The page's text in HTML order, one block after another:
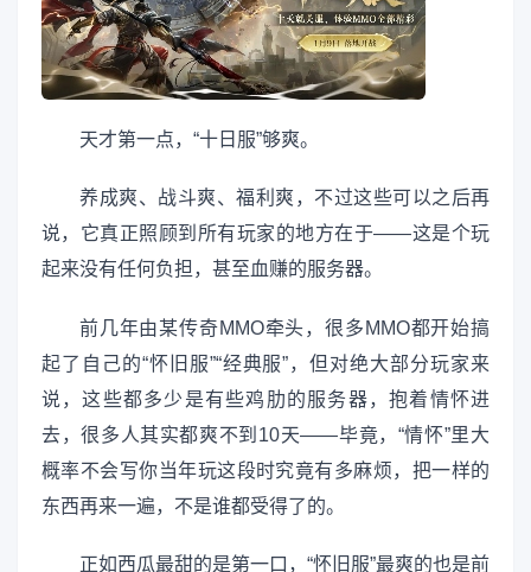
天才第一点，“十日服”够爽。
养成爽、战斗爽、福利爽，不过这些可以之后再
说，它真正照顾到所有玩家的地方在于——这是个玩
起来没有任何负担，甚至血赚的服务器。
前几年由某传奇MMO牵头，很多MMO都开始搞
起了自己的“怀旧服”“经典服”，但对绝大部分玩家来
说，这些都多少是有些鸡肋的服务器，抱着情怀进
去，很多人其实都爽不到10天——毕竟，“情怀”里大
概率不会写你当年玩这段时究竟有多麻烦，把一样的
东西再来一遍，不是谁都受得了的。
正如西瓜最甜的是第一口，“怀旧服”最爽的也是前